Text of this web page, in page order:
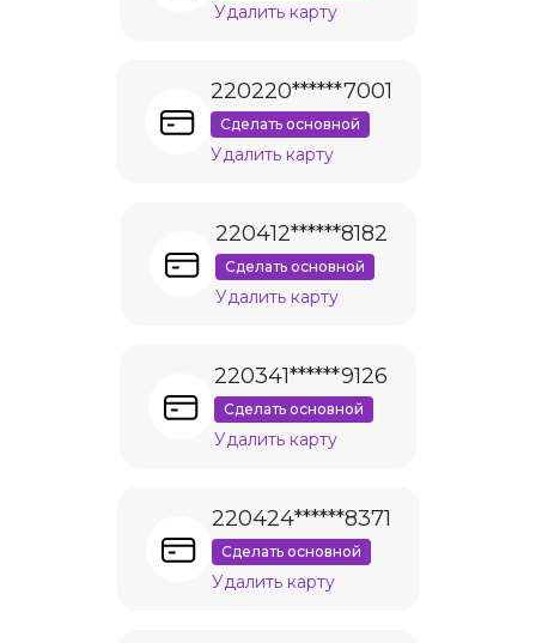
Удалить карту
220220******7001
Сделать основной
Удалить карту
220412******8182
Сделать основной
Удалить карту
220341******9126
Сделать основной
Удалить карту
220424******8371
Сделать основной
Удалить карту